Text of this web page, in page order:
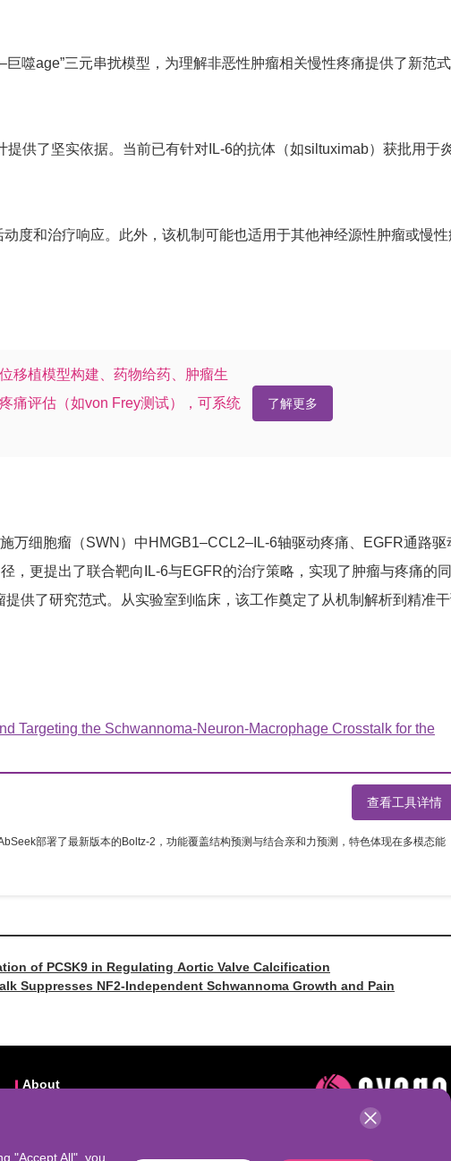
噬age”三元串扰模型，为理解非恶性肿瘤相关慢性疼痛提供了新范
供了坚实依据。当前已有针对IL-6的抗体（如siltuximab）获批用于
度和治疗响应。此外，该机制可能也适用于其他神经源性肿瘤或慢性
移植模型构建、药物给药、肿瘤生
痛评估（如von Frey测试），可系统
了解更多
万细胞瘤（SWN）中HMGB1–CCL2–IL-6轴驱动疼痛、EGFR通路驱
，更提出了联合靶向IL-6与EGFR的治疗策略，实现了肿瘤与疼痛的
供了研究范式。从实验室到临床，该工作奠定了从机制解析到精准
Targeting the Schwannoma‐Neuron‐Macrophage Crosstalk for the
查看工具详情
部署了最新版本的Boltz-2，功能覆盖结构预测与结合亲和力预测，特色体现在多模态能
of PCSK9 in Regulating Aortic Valve Calcification
Suppresses NF2-Independent Schwannoma Growth and Pain
About
"Accept All", you